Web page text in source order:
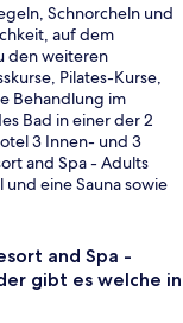
Schnorcheln und
auf dem
den weiteren
Pilates-Kurse,
Behandlung im
Bad in einer der 2
3 Innen- und 3
and Spa - Adults
eine Sauna sowie
and Spa -
gibt es welche in